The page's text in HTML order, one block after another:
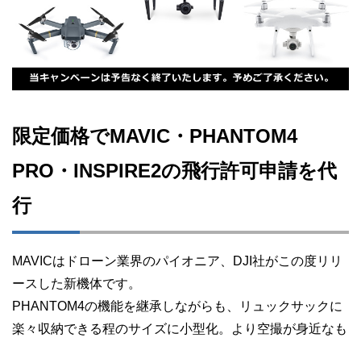
限定価格でMAVIC・PHANTOM4
PRO・INSPIRE2の飛行許可申請を代
行
MAVICはドローン業界のパイオニア、DJI社がこの度リリ
ースした新機体です。
PHANTOM4の機能を継承しながらも、リュックサックに
楽々収納できる程のサイズに小型化。より空撮が身近なも